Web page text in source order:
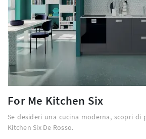
For Me Kitchen Six
Se desideri una cucina moderna, scopri
Kitchen Six De Rosso.